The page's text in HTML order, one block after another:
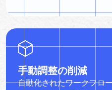
手動調整の削減
自動化されたワークフロ